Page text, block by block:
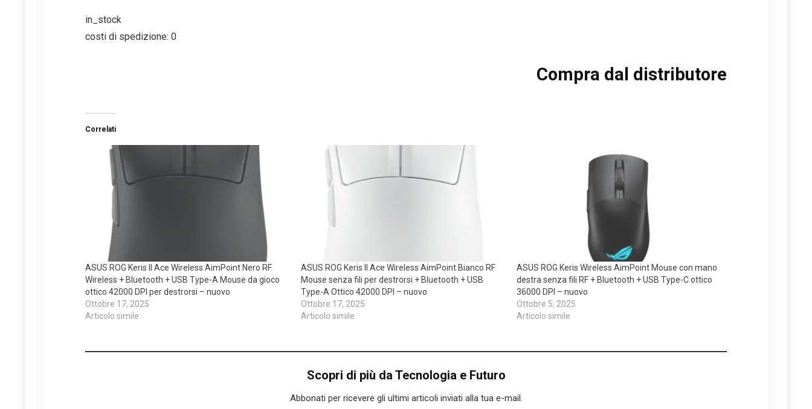
in_stock
costi di spedizione: 0
Compra dal distributore
Correlati
ASUS ROG Keris II Ace Wireless AimPoint Nero RF
Wireless + Bluetooth + USB Type-A Mouse da gioco
ottico 42000 DPI per destrorsi – nuovo
Ottobre 17, 2025
Articolo simile
ASUS ROG Keris II Ace Wireless AimPoint Bianco RF
Mouse senza fili per destrorsi + Bluetooth + USB
Type-A Ottico 42000 DPI – nuovo
Ottobre 17, 2025
Articolo simile
ASUS ROG Keris Wireless AimPoint Mouse con mano
destra senza fili RF + Bluetooth + USB Type-C ottico
36000 DPI – nuovo
Ottobre 5, 2025
Articolo simile
Scopri di più da Tecnologia e Futuro
Abbonati per ricevere gli ultimi articoli inviati alla tua e-mail.